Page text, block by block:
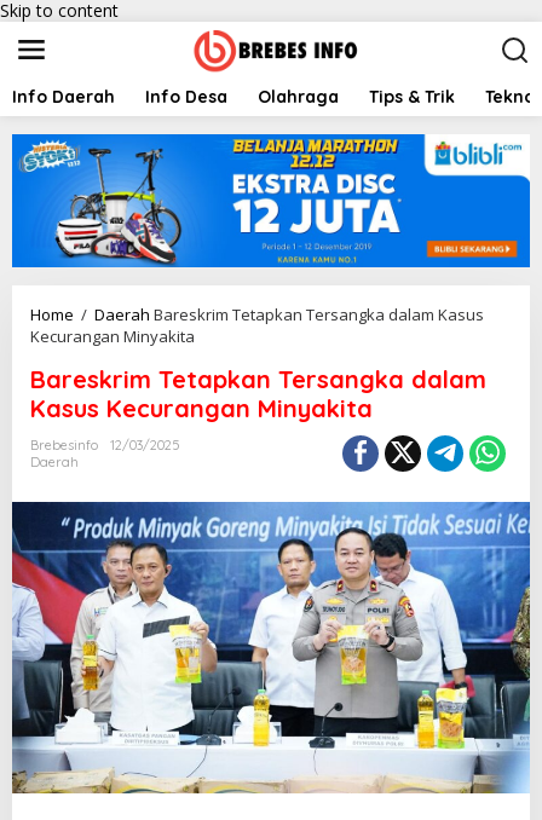
Skip to content
Info Daerah Info Desa Olahraga Tips & Trik
Home / Daerah Bareskrim Tetapkan Tersangka dalam Kasus
Kecurangan Minyakita
Bareskrim Tetapkan Tersangka dalam
Kasus Kecurangan Minyakita
Brebesinfo
12/03/2025
Daerah